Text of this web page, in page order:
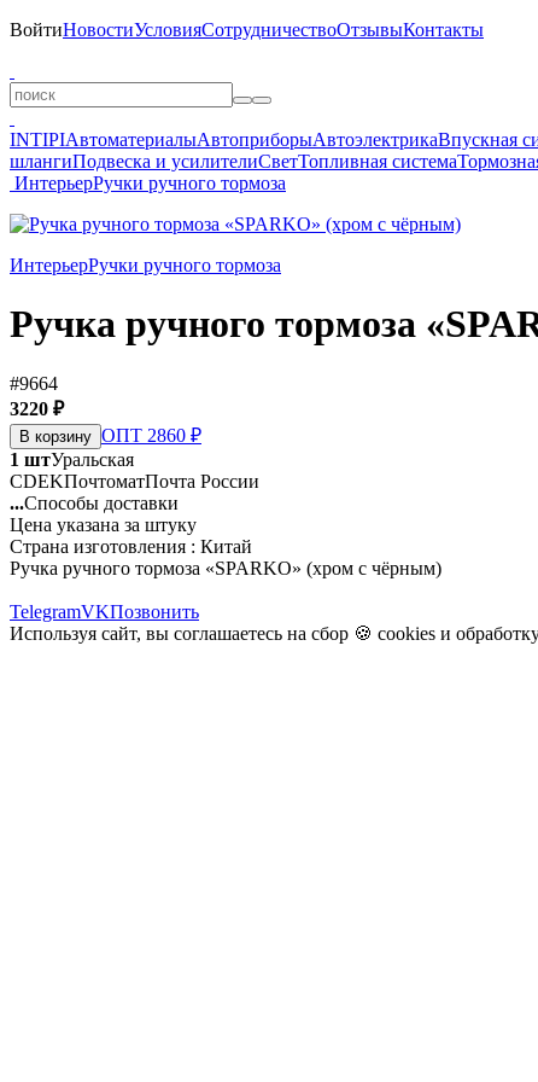
ВойтиНовостиУсловияСотрудничествоОтзывыКонтакты
INTIPIАвтоматериалыАвтоприборыАвтоэлектрикаВпускная
шлангиПодвеска и усилителиСветТопливная система
ИнтерьерРучки ручного тормоза
ИнтерьерРучки ручного тормоза
Ручка ручного тормоза
#9664
3220 ₽
В корзину ОПТ 2860 ₽
1 штУральская
CDEKПочтоматПочта России
...Способы доставки
Цена указана за штуку
Страна изготовления : Китай
Ручка ручного тормоза «SPARKO» (хром с чёрным)
TelegramVKПозвонить
Используя сайт, вы соглашаетесь на сбор 🍪 cookies и